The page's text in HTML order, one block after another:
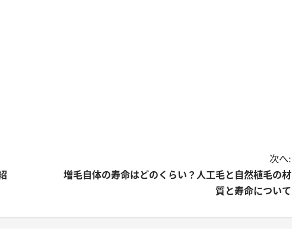
次へ:
増毛自体の寿命はどのくらい？人工毛と自然植毛の材
質と寿命について